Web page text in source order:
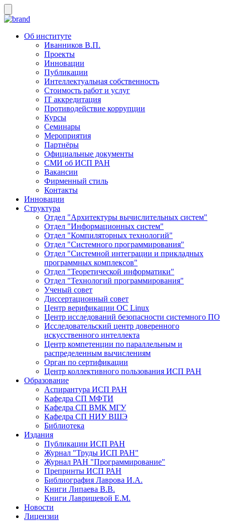
Об институте
Иванников В.П.
Проекты
Инновации
Публикации
Интеллектуальная собственность
Стоимость работ и услуг
IT аккредитация
Противодействие коррупции
Курсы
Семинары
Мероприятия
Партнёры
Официальные документы
СМИ об ИСП РАН
Вакансии
Фирменный стиль
Контакты
Инновации
Структура
Отдел "Архитектуры вычислительных систем"
Отдел "Информационных систем"
Отдел "Компиляторных технологий"
Отдел "Системного программирования"
Отдел "Системной интеграции и прикладных
программных комплексов"
Отдел "Теоретической информатики"
Отдел "Технологий программирования"
Ученый совет
Диссертационный совет
Центр верификации ОС Linux
Центр исследований безопасности системного ПО
Исследовательский центр доверенного
искусственного интеллекта
Центр компетенции по параллельным и
распределенным вычислениям
Орган по сертификации
Центр коллективного пользования ИСП РАН
Образование
Аспирантура ИСП РАН
Кафедра СП МФТИ
Кафедра СП ВМК МГУ
Кафедра СП НИУ ВШЭ
Библиотека
Издания
Публикации ИСП РАН
Журнал "Труды ИСП РАН"
Журнал РАН "Программирование"
Препринты ИСП РАН
Библиография Лаврова И.А.
Книги Липаева В.В.
Книги Лаврищевой Е.М.
Новости
Лицензии